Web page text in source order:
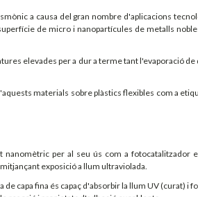
a causa del gran nombre d'aplicacions
de micro i nanopartícules de metalls
elevades per a dur a terme tant l'evaporació
materials sobre plàstics flexibles com a
nanomètric per al seu ús com a fotocatalitzador
exposició a llum ultraviolada.
capa fina és capaç d'absorbir la llum UV (curat) i